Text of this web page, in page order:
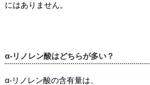
にはありません。
α-リノレン酸はどちらが多い？
α-リノレン酸の含有量は、